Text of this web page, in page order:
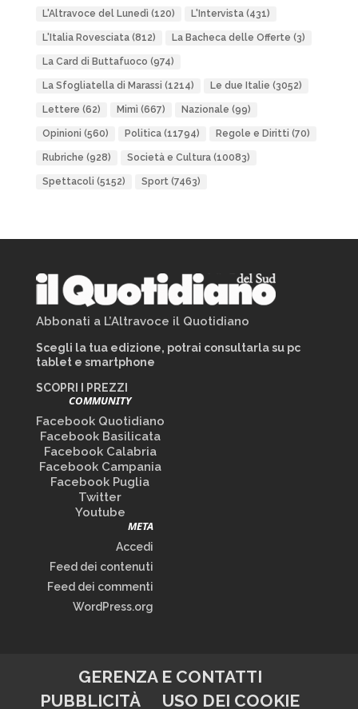
L'Altravoce del Lunedì (120) L'Intervista(431)
L'Italia Rovesciata(812) La Bacheca delle Offerte (3)
La Card di Buttafuoco (974)
La Sfogliatella di Marassi (1214) Le due Italie (3052)
Lettere (62) Mimì (667) Nazionale (99)
Opinioni (560) Politica(11794) Regole e Diritti (70)
Rubriche (928) Società e Cultura(10083)
Spettacoli (5152) Sport(7463)
Abbonati a L’Altravoce il Quotidiano
Scegli la tua edizione, potrai consultarla su pc
tablet e smartphone
SCOPRI I PREZZI
COMMUNITY
Facebook Quotidiano
Facebook Basilicata
Facebook Calabria
Facebook Campania
Facebook Puglia
Twitter
Youtube
META
Accedi
Feed dei contenuti
Feed dei commenti
WordPress.org
GERENZA E CONTATTI
PUBBLICITÀ
USO DEI COOKIE